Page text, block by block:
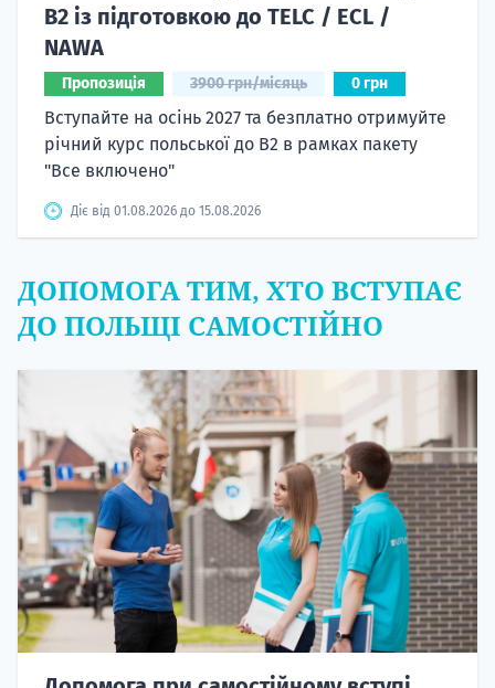
B2 із підготовкою до TELC / ECL /
NAWA
Пропозиція 3900 грн/місяць 0 грн
Вступайте на осінь 2027 та безплатно отримуйте
річний курс польської до B2 в рамках пакету
"Все включено"
Діє від 01.08.2026 до 15.08.2026
ДОПОМОГА ТИМ, ХТО ВСТУПАЄ
ДО ПОЛЬЩІ САМОСТІЙНО